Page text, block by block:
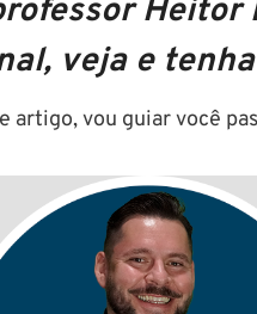
Heitor
veja e
artigo, vou guiar você